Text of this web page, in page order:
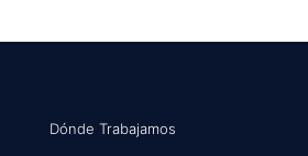
Dónde Trabajamos